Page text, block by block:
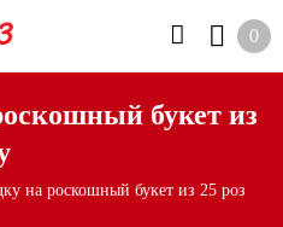
0
букет из
на роскошный букет из 25 роз